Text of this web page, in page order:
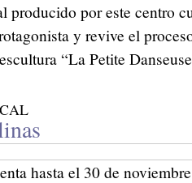
producido por este centro
y revive el
“La Petite
hasta el 30 de